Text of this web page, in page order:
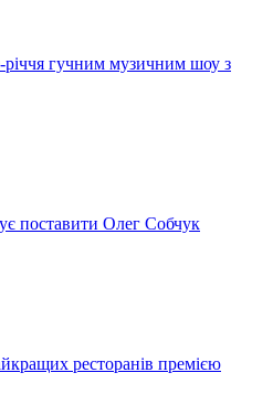
гучним музичним шоу з
поставити Олег Собчук
ресторанів премією